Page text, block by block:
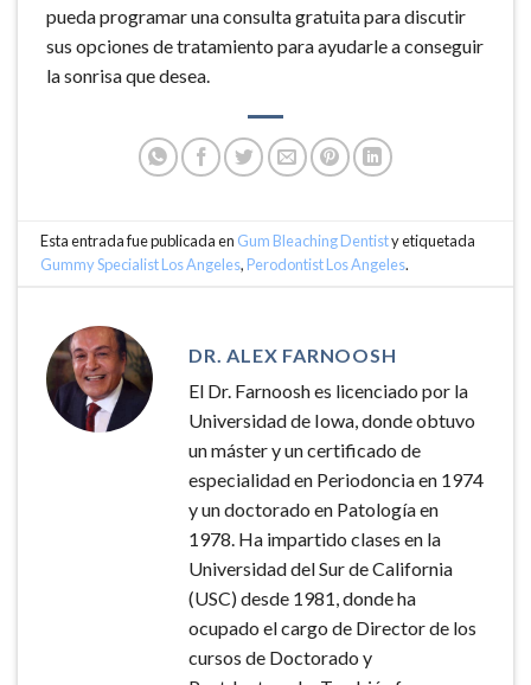
pueda programar una consulta gratuita para discutir
sus opciones de tratamiento para ayudarle a conseguir
la sonrisa que desea.
Esta entrada fue publicada en Gum Bleaching Dentisty etiquetada
Gummy Specialist Los Angeles, Perodontist Los Angeles.
DR. ALEX FARNOOSH
El Dr. Farnoosh es licenciado por la
Universidad de Iowa, donde obtuvo
un máster y un certificado de
especialidad en Periodoncia en 1974
y un doctorado en Patología en
1978. Ha impartido clases en la
Universidad del Sur de California
(USC) desde 1981, donde ha
ocupado el cargo de Director de los
cursos de Doctorado y